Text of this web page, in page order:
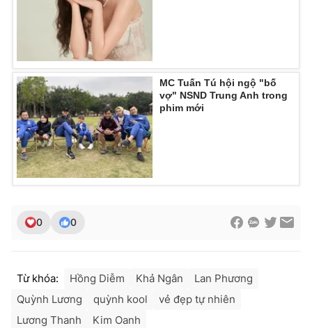
MC Tuấn Tú hội ngộ "bố
vợ" NSND Trung Anh trong
phim mới
0 0
Từ khóa: Hồng Diễm Khả Ngân
Lan Phương
Quỳnh Lương
quỳnh kool
vẻ đẹp tự nhiên
Lương Thanh
Kim Oanh